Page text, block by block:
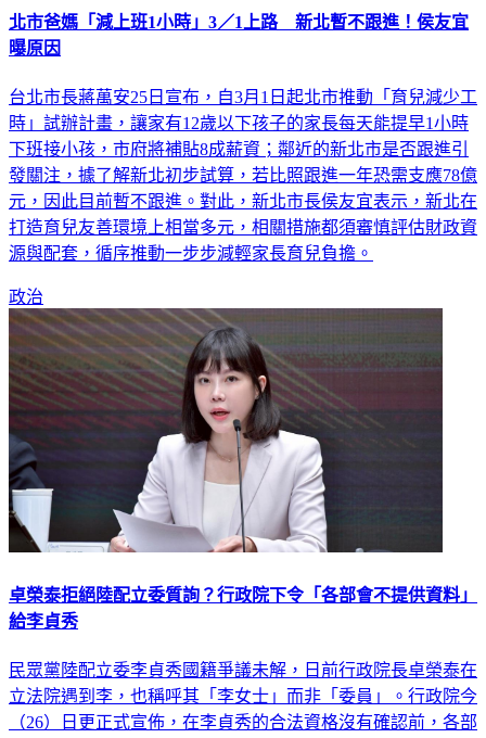
北市爸媽「減上班1小時」3／1上路 新北暫不跟進！侯友宜
曝原因
台北市長蔣萬安25日宣布，自3月1日起北市推動「育兒減少工
時」試辦計畫，讓家有12歲以下孩子的家長每天能提早1小時
下班接小孩，市府將補貼8成薪資；鄰近的新北市是否跟進引
發關注，據了解新北初步試算，若比照跟進一年恐需支應78億
元，因此目前暫不跟進。對此，新北市長侯友宜表示，新北在
打造育兒友善環境上相當多元，相關措施都須審慎評估財政資
源與配套，循序推動一步步減輕家長育兒負擔。
政治
卓榮泰拒絕陸配立委質詢？行政院下令「各部會不提供資料」
給李貞秀
民眾黨陸配立委李貞秀國籍爭議未解，日前行政院長卓榮泰在
立法院遇到李，也稱呼其「李女士」而非「委員」。行政院今
（26）日更正式宣佈，在李貞秀的合法資格沒有確認前，各部